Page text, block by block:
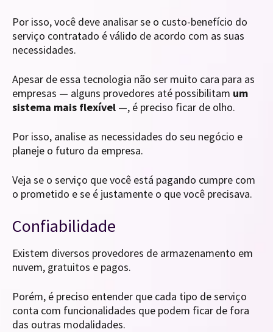
Por isso, você deve analisar se o custo-benefício do
serviço contratado é válido de acordo com as suas
necessidades.
Apesar de essa tecnologia não ser muito cara para as
empresas — alguns provedores até possibilitam um
sistema mais flexível —, é preciso ficar de olho.
Por isso, analise as necessidades do seu negócio e
planeje o futuro da empresa.
Veja se o serviço que você está pagando cumpre com
o prometido e se é justamente o que você precisava.
Confiabilidade
Existem diversos provedores de armazenamento em
nuvem, gratuitos e pagos.
Porém, é preciso entender que cada tipo de serviço
conta com funcionalidades que podem ficar de fora
das outras modalidades.